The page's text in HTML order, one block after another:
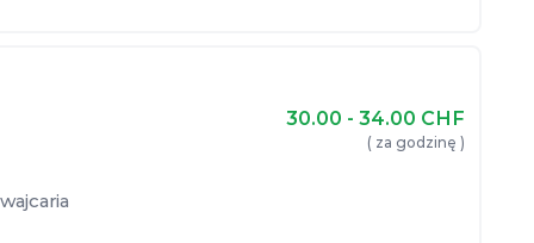
30.00 - 34.00 CHF
( za godzinę )